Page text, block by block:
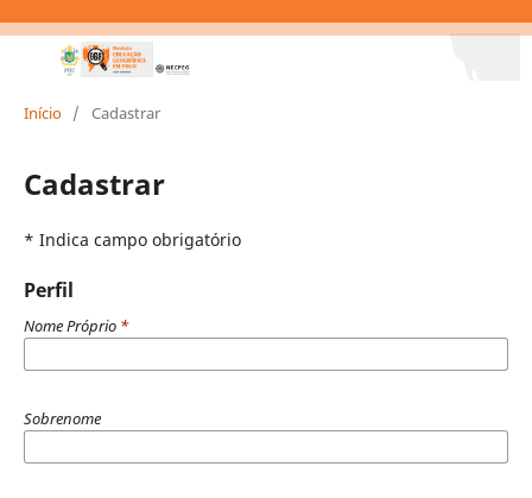
Início / Cadastrar
Cadastrar
* Indica campo obrigatório
Perfil
Nome Próprio *
Sobrenome